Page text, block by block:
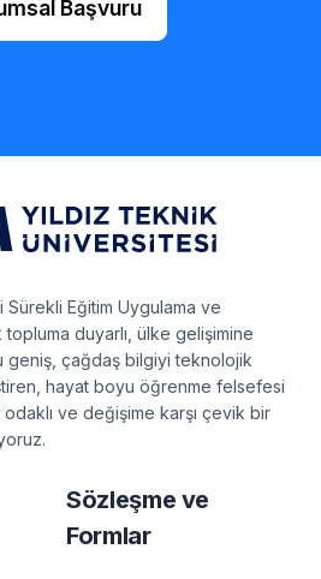
Başvuru
Sürekli Eğitim Uygulama ve
duyarlı, ülke gelişimine
geniş, çağdaş bilgiyi teknolojik
hayat boyu öğrenme felsefesi
ve değişime karşı çevik bir
Sözleşme ve
Formlar